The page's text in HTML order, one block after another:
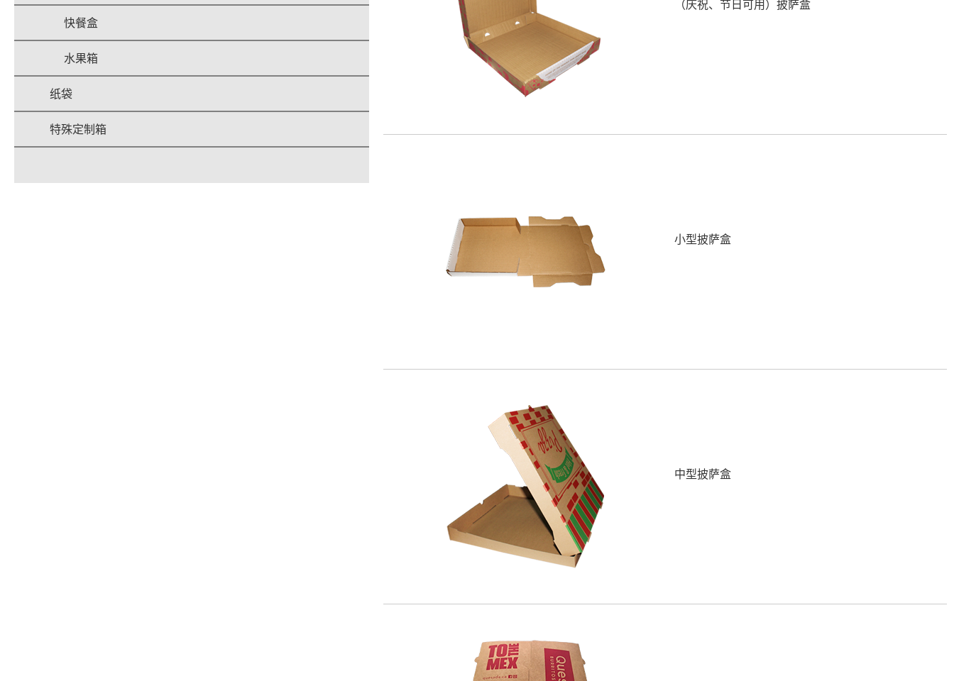
快餐盒
水果箱
纸袋
特殊定制箱
（庆祝、节日可用）披萨盒
小型披萨盒
中型披萨盒